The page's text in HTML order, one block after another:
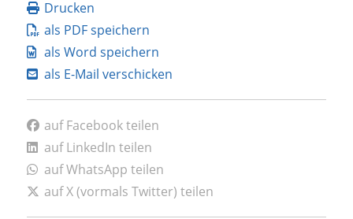
Drucken
als PDF speichern
als Word speichern
als E-Mail verschicken
auf Facebook teilen
auf LinkedIn teilen
auf WhatsApp teilen
auf X (vormals Twitter) teilen